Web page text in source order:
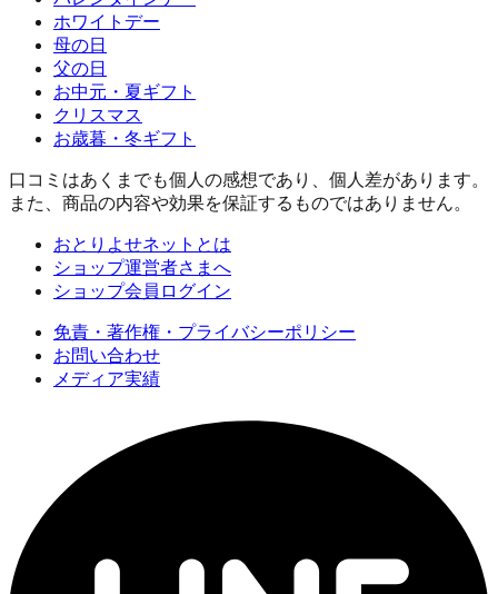
ホワイトデー
母の日
父の日
お中元・夏ギフト
クリスマス
お歳暮・冬ギフト
口コミはあくまでも個人の感想であり、個人差があります。
また、商品の内容や効果を保証するものではありません。
おとりよせネットとは
ショップ運営者さまへ
ショップ会員ログイン
免責・著作権・プライバシーポリシー
お問い合わせ
メディア実績